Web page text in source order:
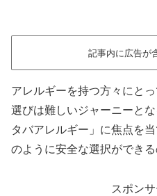
記事内に広告が
アレルギーを持つ方々にと
選びは難しいジャーニーと
タバアレルギー」に焦点を
のように安全な選択ができる
スポン